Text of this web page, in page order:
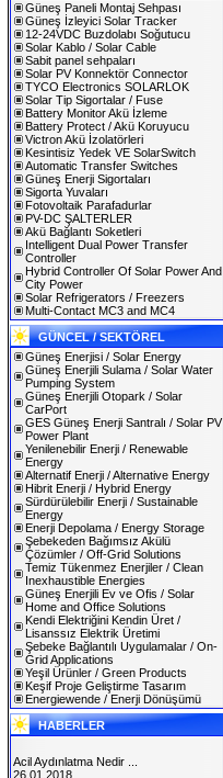
Güneş Paneli Montaj Sehpası
Güneş İzleyici Solar Tracker
12-24VDC Buzdolabı Soğutucu
Solar Kablo / Solar Cable
Sabit panel sehpaları
Solar PV Konnektör Connector
TYCO Electronics SOLARLOK
Solar Tip Sigortalar / Fuse
Battery Monitor Akü İzleme
Battery Protect / Akü Koruyucu
Victron Akü İzolatörleri
Kesintisiz Yedek VE SolarSwitch
Automatic Transfer Switches
Güneş Enerji Sigortaları
Sigorta Yuvaları
Fotovoltaik Parafadurlar
PV-DC ŞALTERLER
Akü Bağlantı Soketleri
Intelligent Dual Power Transfer
Controller
Hybrid Controller Of Solar Power And
City Power
Solar Refrigerators / Freezers
Multi-Contact MC3 and MC4
GÜNCEL / SEKTÖREL
Güneş Enerjisi / Solar Energy
Güneş Enerjili Sulama / Solar Water
Pumping System
Güneş Enerjili Otopark / Solar
CarPort
GES Güneş Enerji Santralı / Solar PV
Power Plant
Yenilenebilir Enerji / Renewable
Energy
Alternatif Enerji / Alternative Energy
Hibrit Enerji / Hybrid Energy
Sürdürülebilir Enerji / Sustainable
Energy
Enerji Depolama / Energy Storage
Şebekeden Bağımsız Akülü
Çözümler / Off-Grid Solutions
Temiz Tükenmez Enerjiler / Clean
Inexhaustible Energies
Güneş Enerjili Ev ve Ofis / Solar
Home and Office Solutions
Kendi Elektriğini Kendin Üret /
Lisanssız Elektrik Üretimi
Şebeke Bağlantılı Uygulamalar / On-
Grid Applications
Yeşil Ürünler / Green Products
Keşif Proje Geliştirme Tasarım
Energiewende / Enerji Dönüşümü
HABERLER
Acil Aydınlatma Nedir ...
26.01.2018